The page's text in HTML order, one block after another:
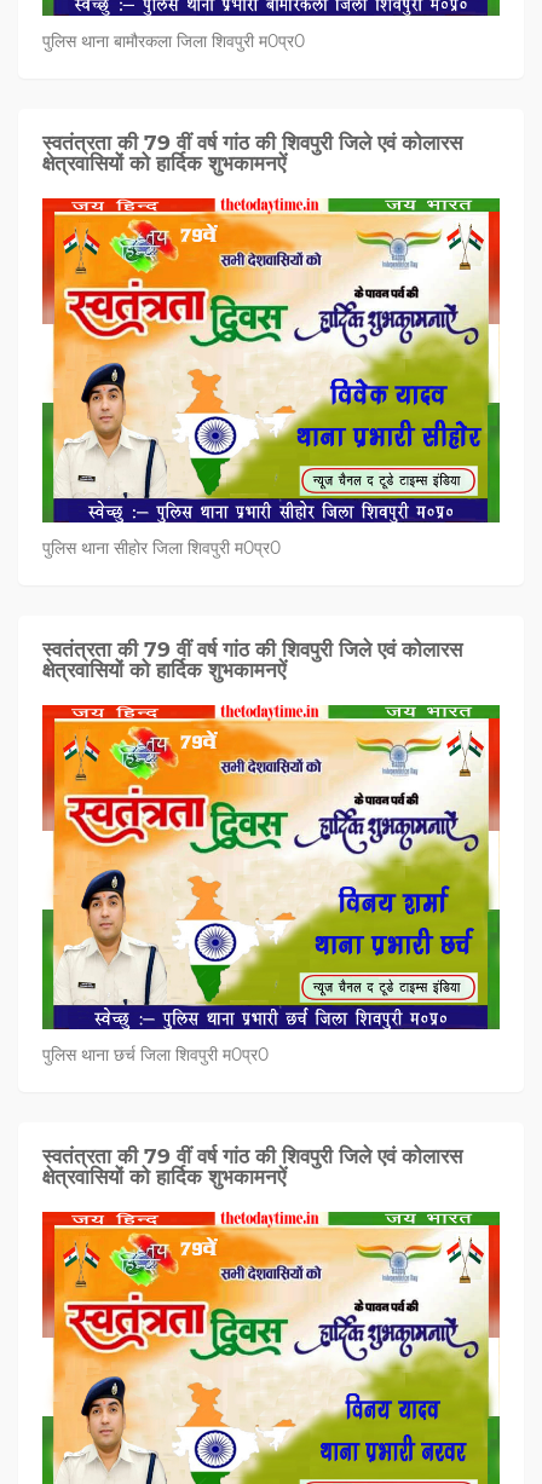
पुलिस थाना बामौरकला जिला शिवपुरी म0प्र0
स्वतंत्रता की 79 वीं वर्ष गांठ की शिवपुरी जिले एवं कोलारस
क्षेत्रवासियों को हार्दिक शुभकामनऐं
पुलिस थाना सीहोर जिला शिवपुरी म0प्र0
स्वतंत्रता की 79 वीं वर्ष गांठ की शिवपुरी जिले एवं कोलारस
क्षेत्रवासियों को हार्दिक शुभकामनऐं
पुलिस थाना छर्च जिला शिवपुरी म0प्र0
स्वतंत्रता की 79 वीं वर्ष गांठ की शिवपुरी जिले एवं कोलारस
क्षेत्रवासियों को हार्दिक शुभकामनऐं